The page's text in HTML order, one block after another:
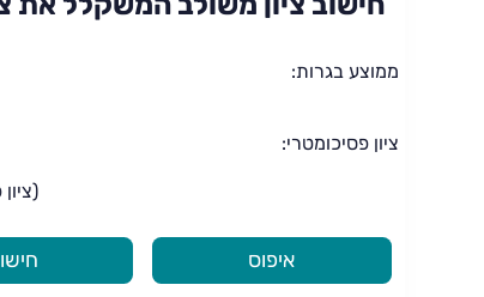
ממוצע בגרות:
ציון פסיכומטרי:
איפוס